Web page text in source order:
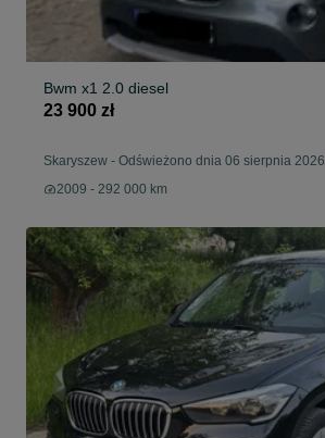
Bwm x1 2.0 diesel
23 900 zł
Skaryszew - Odświeżono dnia 06 sierpnia 2026
2009 - 292 000 km